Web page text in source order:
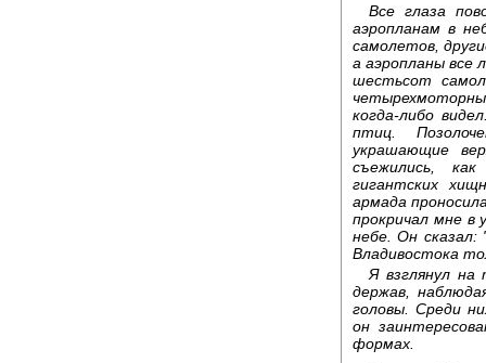
Все глаза
аэропланам в
самолетов,
а аэропланы все
шестьсот
когда-либо
птиц.
украшающие
съежились,
гигантских
армада
прокричал мне в
небе. Он
Владивостока
Я взглянул
держав,
головы. Среди
он
формах.